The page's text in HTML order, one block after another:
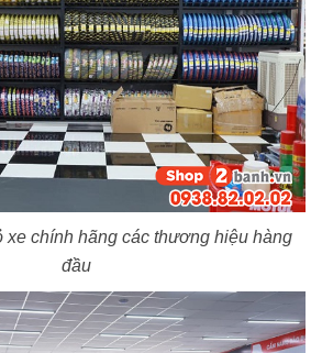
xe chính hãng các thương hiệu hàng
đầu